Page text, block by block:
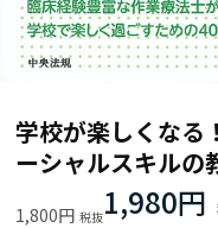
学校が楽しくな
ーシャルスキルの
1,800円 1,980円